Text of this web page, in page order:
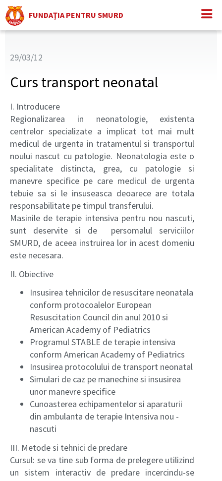
FUNDAȚIA PENTRU SMURD
29/03/12
Curs transport neonatal
I. Introducere
Regionalizarea in neonatologie, existenta
centrelor specializate a implicat tot mai mult
medicul de urgenta in tratamentul si transportul
noului nascut cu patologie. Neonatologia este o
specialitate distincta, grea, cu patologie si
manevre specifice pe care medicul de urgenta
tebuie sa si le insuseasca deoarece are totala
responsabilitate pe timpul transferului.
Masinile de terapie intensiva pentru nou nascuti,
sunt deservite si de persomalul serviciilor
SMURD, de aceea instruirea lor in acest domeniu
este necesara.
II. Obiective
Insusirea tehnicilor de resuscitare neonatala
conform protocoalelor European
Resuscitation Council din anul 2010 si
American Academy of Pediatrics
Programul STABLE de terapie intensiva
conform American Academy of Pediatrics
Insusirea protocolului de transport neonatal
Simulari de caz pe manechine si insusirea
unor manevre specifice
Cunoasterea echipamentelor si aparaturii
din ambulanta de terapie Intensiva nou -
nascuti
III. Metode si tehnici de predare
Cursul: se va tine sub forma de prelegere utilizind
un sistem interactiv de predare incercindu-se